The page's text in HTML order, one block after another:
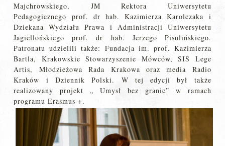
Majchrowskiego, JM Rektora Uniwersytetu
Pedagogicznego prof. dr hab. Kazimierza Karolczaka i
Dziekana Wydziału Prawa i Administracji Uniwersytetu
Jagiellońskiego prof. dr hab. Jerzego Pisulińskiego.
Patronatu udzielili także: Fundacja im. prof. Kazimierza
Bartla, Krakowskie Stowarzyszenie Mówców, SIS Lege
Artis, Młodzieżowa Rada Krakowa oraz media Radio
Kraków i Dziennik Polski. W tej edycji był także
realizowany projekt „ Umysł bez granic” w ramach
programu Erasmus +.